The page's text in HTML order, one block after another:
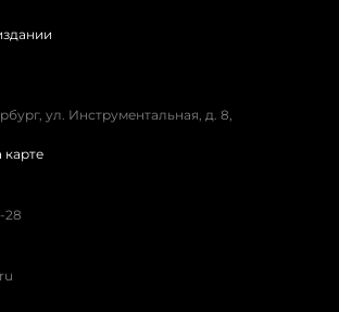
ул. Инструментальная, д. 8,
карте
28